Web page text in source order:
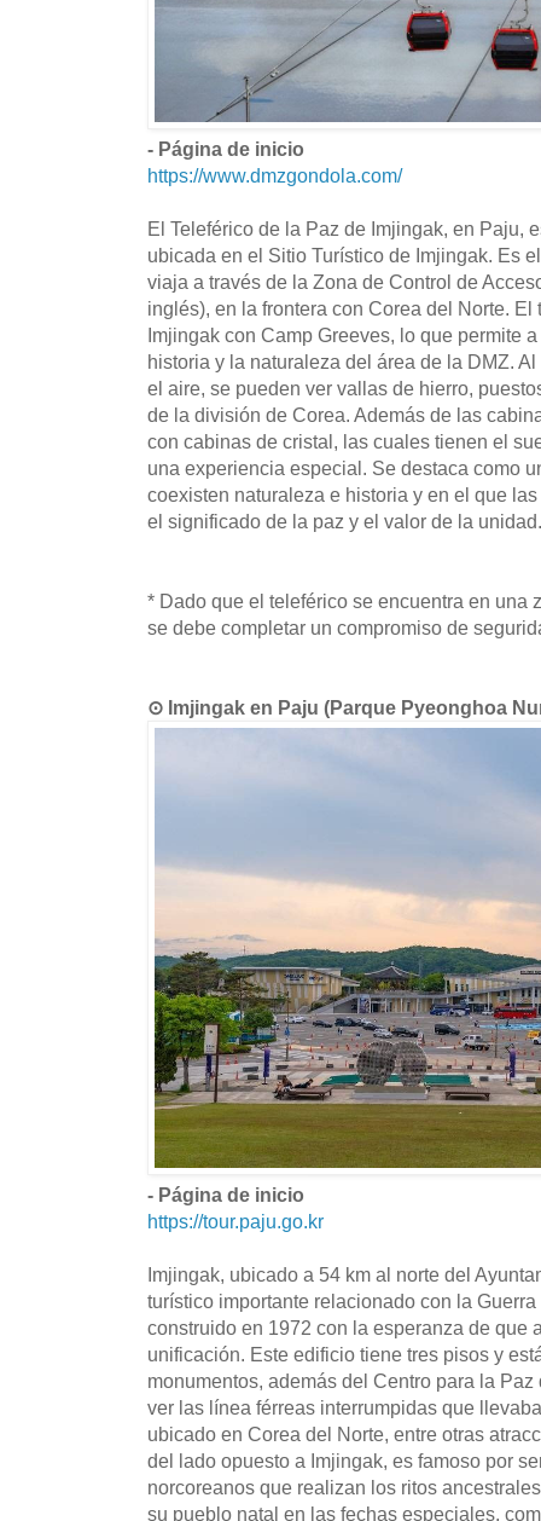
- Página de inicio
https://www.dmzgondola.com/
El Teleférico de la Paz de Imjingak, en Paju,
ubicada en el Sitio Turístico de Imjingak. Es
viaja a través de la Zona de Control de
inglés), en la frontera con Corea del Norte.
Imjingak con Camp Greeves, lo que permite
historia y la naturaleza del área de la DMZ.
el aire, se pueden ver vallas de hierro,
de la división de Corea. Además de las
con cabinas de cristal, las cuales tienen el
una experiencia especial. Se destaca como
coexisten naturaleza e historia y en el que
el significado de la paz y el valor de la unidad.
* Dado que el teleférico se encuentra en una
se debe completar un compromiso de
⊙ Imjingak en Paju (Parque Pyeonghoa
- Página de inicio
https://tour.paju.go.kr
Imjingak, ubicado a 54 km al norte del
turístico importante relacionado con la
construido en 1972 con la esperanza de que
unificación. Este edificio tiene tres pisos y
monumentos, además del Centro para la
ver las línea férreas interrumpidas que
ubicado en Corea del Norte, entre otras
del lado opuesto a Imjingak, es famoso por
norcoreanos que realizan los ritos
su pueblo natal en las fechas especiales,